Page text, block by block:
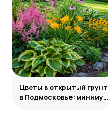
Цветы в открытый грунт
в Подмосковье: минимум